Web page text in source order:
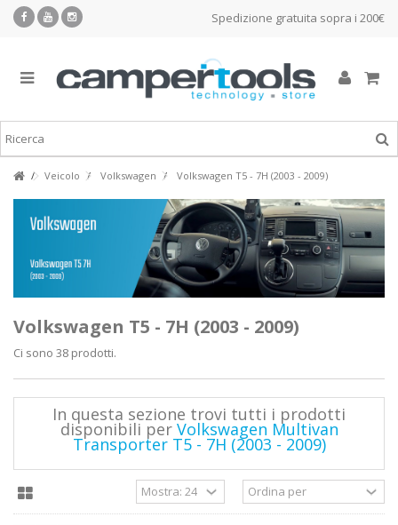
Spedizione gratuita sopra i 200€
Veicolo Volkswagen Volkswagen T5 - 7H (2003 - 2009)
Volkswagen T5 - 7H (2003 - 2009)
Ci sono 38 prodotti.
In questa sezione trovi tutti i prodotti
disponibili per Volkswagen Multivan
Transporter T5 - 7H (2003 - 2009)